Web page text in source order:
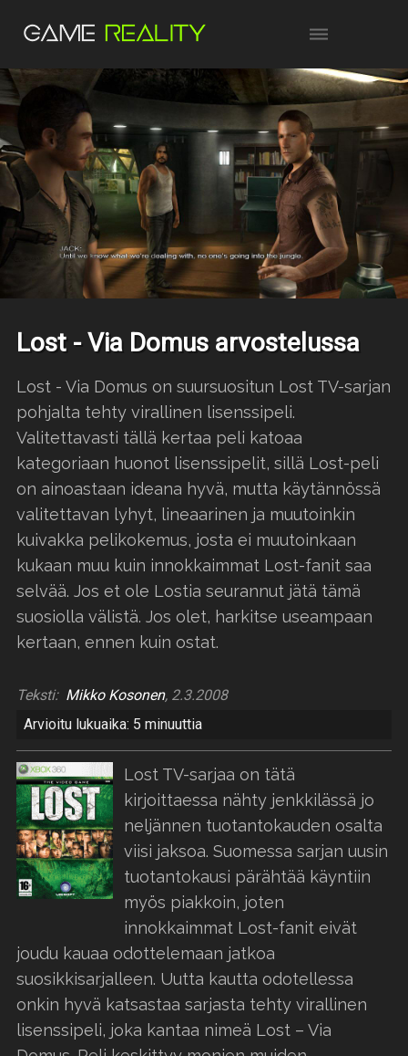
Lost - Via Domus arvostelussa
Lost - Via Domus on suursuositun Lost TV-sarjan
pohjalta tehty virallinen lisenssipeli.
Valitettavasti tällä kertaa peli katoaa
kategoriaan huonot lisenssipelit, sillä Lost-peli
on ainoastaan ideana hyvä, mutta käytännössä
valitettavan lyhyt, lineaarinen ja muutoinkin
kuivakka pelikokemus, josta ei muutoinkaan
kukaan muu kuin innokkaimmat Lost-fanit saa
selvää. Jos et ole Lostia seurannut jätä tämä
suosiolla välistä. Jos olet, harkitse useampaan
kertaan, ennen kuin ostat.
Teksti: Mikko Kosonen, 2.3.2008
Arvioitu lukuaika: 5 minuuttia
Lost TV-sarjaa on tätä
kirjoittaessa nähty jenkkilässä jo
neljännen tuotantokauden osalta
viisi jaksoa. Suomessa sarjan uusin
tuotantokausi pärähtää käyntiin
myös piakkoin, joten
innokkaimmat Lost-fanit eivät
joudu kauaa odottelemaan jatkoa
suosikkisarjalleen. Uutta kautta odotellessa
onkin hyvä katsastaa sarjasta tehty virallinen
lisenssipeli, joka kantaa nimeä Lost – Via